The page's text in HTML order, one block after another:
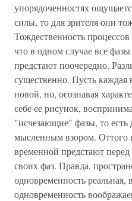
упорядоченностях
силы, то для зрителя они
Тождественность
что в одном случае все
предстают поочередно.
существенно. Пусть каждая
новой, но, осознавая
себе ее рисунок,
"исчезающие" фазы, то есть
мысленным взором. Оттого
временной предстают
своих фаз. Правда,
одновременность
одновременность